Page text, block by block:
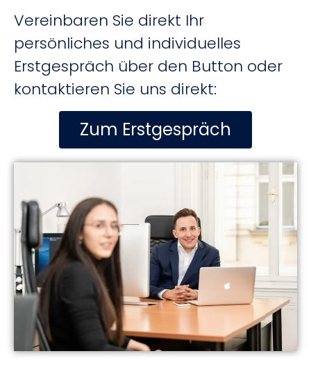
Vereinbaren Sie direkt Ihr
persönliches und individuelles
Erstgespräch über den Button oder
kontaktieren Sie uns direkt:
Zum Erstgespräch